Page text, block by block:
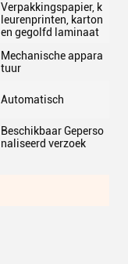
Verpakkingspapier, k
leurenprinten, karton
en gegolfd laminaat
Mechanische appara
tuur
Automatisch
Beschikbaar Geperso
naliseerd verzoek